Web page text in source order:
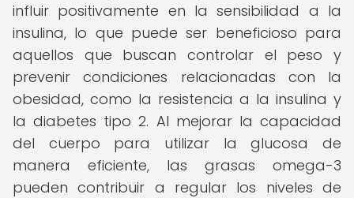
influir positivamente en la sensibilidad a la
insulina, lo que puede ser beneficioso para
aquellos que buscan controlar el peso y
prevenir condiciones relacionadas con la
obesidad, como la resistencia a la insulina y
la diabetes tipo 2. Al mejorar la capacidad
del cuerpo para utilizar la glucosa de
manera eficiente, las grasas omega-3
pueden contribuir a regular los niveles de